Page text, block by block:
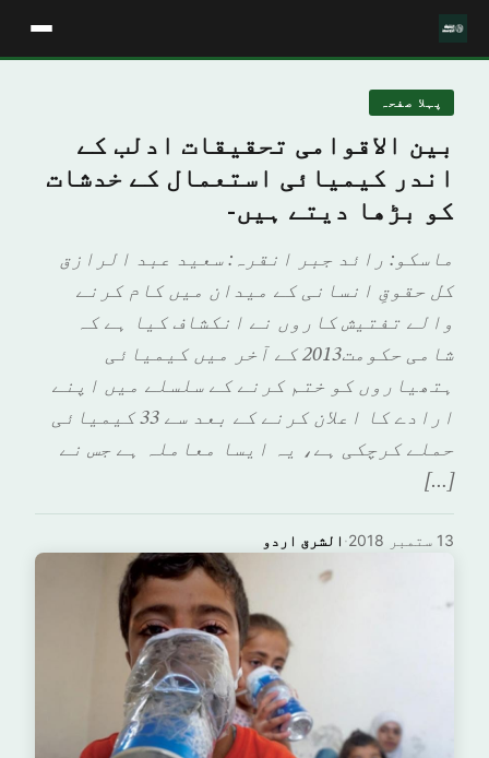
پہلا صفحہ
بین الاقوامی تحقیقات ادلب کے
اندر کیمیائی استعمال کے خدشات
كو بڑها ديتے ہيں-
ماسکو: رائد جبر انقرہ: سعید عبد الرازق
کل حقوقِ انسانی کے میدان میں کام کرنے
والے تفتیش کاروں نے انکشاف کیا ہے کہ
شامی حکومت2013 کے آخر میں کیمیائی
ہتھیاروں کو ختم کرنے کے سلسلے میں اپنے
ارادے کا اعلان کرنے کے بعد سے 33 کیمیائی
حملے کرچکی ہے، یہ ایسا معاملہ ہے جس نے
[…]
الشرق اردو · 13 ستمبر 2018